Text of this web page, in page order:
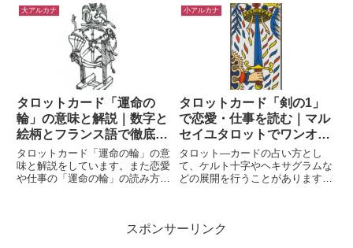
のペイジ」が出てきたらどうなる
だろう？ ここでは特に、恋愛と
仕事の両面から「キーカード」を
読むコツを、小アルカナの「棒の
の5」が出てきたらどうなるだろ
う？ ここでは特に、恋愛と仕事
の両面から「キーカード」を読む
コツを、小アルカナの「剣の5」
大アルカナ
タロットカード「運命の
輪」の意味と解説｜数字と
絵柄とフランス語で徹底分
析
タロットカード「運命の輪」の意
味と解説をしています。また恋愛
や仕事の「運命の輪」の読み方も
小アルカナ
タロットカード「剣の1」
で恋愛・仕事を読む｜マル
セイユタロットでワンオラ
クル
タロット―カードの占い方とし
て、ケルト十字やヘキサグラムな
どの展開を行うことがあります。
の両面から「キーカード」を読む
スポンサーリンク